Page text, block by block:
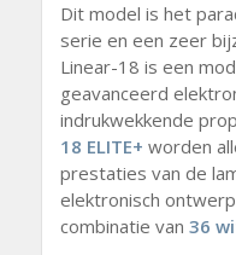
Dit model is het
serie en een zeer
Linear-18 is een
geavanceerd
indrukwekkende
18 ELITE+ worden
prestaties van de
elektronisch
combinatie van 36